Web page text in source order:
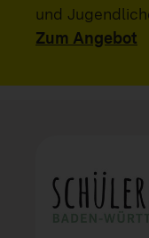
und
Zum Angebot